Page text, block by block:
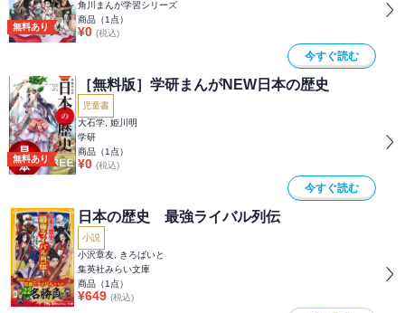
無料あり
角川まんが学習シリーズ
商品（1 点）
¥0 (税込)
今すぐ読む
無料あり
［無料版］学研まんがNEW日本の歴史
児童書
大石学, 姫川明
学研
商品（1 点）
¥0 (税込)
今すぐ読む
日本の歴史 最強ライバル列伝
小説
小沢章友, きろばいと
集英社みらい文庫
商品（1 点）
¥649 (税込)